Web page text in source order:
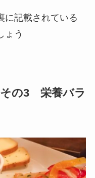
に記載されている
ょう
の3 栄養バラ